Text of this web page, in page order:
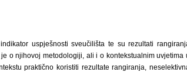
uspješnosti sveučilišta te su rezultati
o njihovoj metodologiji, ali i o kontekstualnim uvjetima
praktično koristiti rezultate rangiranja,